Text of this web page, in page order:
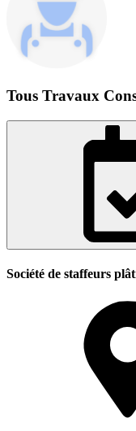
Tous Travaux
Société de staffeurs